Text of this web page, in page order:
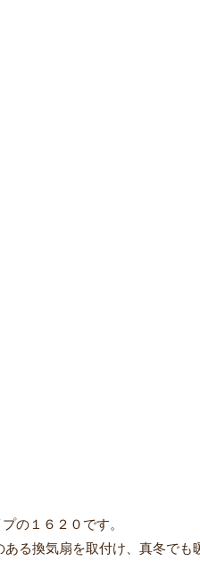
の１６２０です。
る換気扇を取付け、真冬でも